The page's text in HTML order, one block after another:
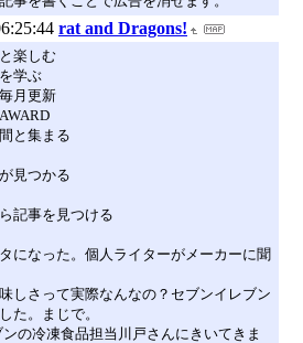
rat and Dragons!
楽しむ
学ぶ
月更新
と集まる
見つかる
記事を見つける
になった。個人ライターがメーカーに聞
味しさって実際なんなの？セブンイレブン
た。まじで。
の冷凍食品担当川戸さんにきいてきま